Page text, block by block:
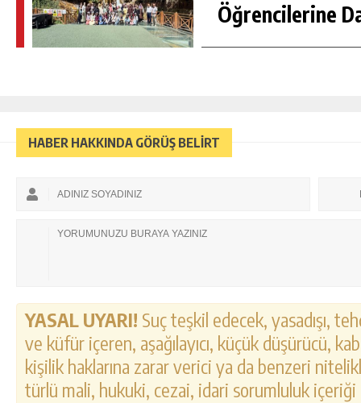
Öğrencilerine
HABER HAKKINDA GÖRÜŞ BELİRT
YASAL UYARI! Suç teşkil edecek, yasadışı,
ve küfür içeren, aşağılayıcı, küçük düşürücü,
kişilik haklarına zarar verici ya da benzeri
türlü mali, hukuki, cezai, idari sorumluluk